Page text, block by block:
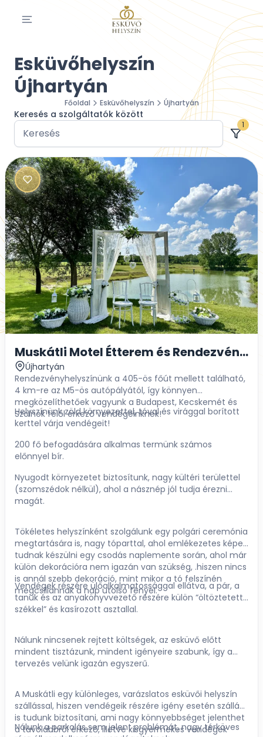
Esküvőhelyszín
Újhartyán
Főoldal Esküvőhelyszín Újhartyán
Keresés a szolgáltatók között
1
Muskátli Motel Étterem és
Újhartyán
Rendezvényhelyszínünk a 405-ös főút mellett található,
4 km-re az M5-ös autópályától, így könnyen
megközelíthetőek vagyunk a Budapest, Kecskemét és
Szolnok felől érkező vendégeinknek!
Helyszínünk zöld környezettel, tóval és virággal borított
kerttel várja vendégeit!
200 fő befogadására alkalmas termünk számos
előnnyel bír.
Nyugodt környezetet biztosítunk, nagy kültéri területtel
(szomszédok nélkül), ahol a násznép jól tudja érezni
magát.
Tökéletes helyszínként szolgálunk egy polgári ceremónia
megtartására is, nagy tóparttal, ahol emlékezetes képek
tudnak készülni egy csodás naplemente során, ahol már
külön dekorációra nem igazán van szükség, .hiszen nincs
is annál szebb dekoráció, mint mikor a tó felszínén
megcsillannak a nap utolsó fényei.
Vendégek részére ülőalkalmatossággal ellátva, a pár, a
tanuk és az anyakönyvvezető részére külön “öltöztetett
székkel” és kasírozott asztallal.
Nálunk nincsenek rejtett költségek, az esküvő előtt
mindent tisztázunk, mindent igényeire szabunk, így a
tervezés velünk igazán egyszerű.
A Muskátli egy különleges, varázslatos esküvői helyszín
szállással, hiszen vendégeik részére igény esetén szállást
is tudunk biztosítani, ami nagy könnyebbséget jelenthet
a távolabbról érkező, illetve kisgyermekes vendégek
Nálunk a parkolás sem jelent problémát, nagy térköves